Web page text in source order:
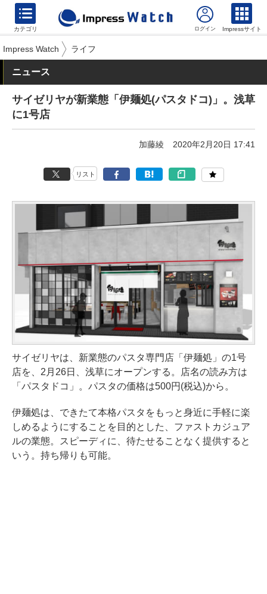
カテゴリ Impressサイト
Impress Watch ライフ
ニュース
サイゼリヤが新業態「伊麺処(パスタドコ)」。浅草
に1号店
加藤綾 2020年2月20日 17:41
リスト
サイゼリヤは、新業態のパスタ専門店「伊麺処」の1号
店を、2月26日、浅草にオープンする。店名の読み方は
「パスタドコ」。パスタの価格は500円(税込)から。
伊麺処は、できたて本格パスタをもっと身近に手軽に楽
しめるようにすることを目的とした、ファストカジュア
ルの業態。スピーディに、待たせることなく提供すると
いう。持ち帰りも可能。